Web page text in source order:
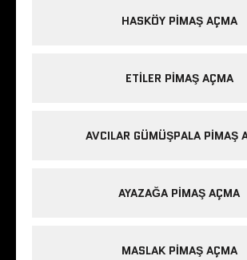
HASKÖY PIMAŞ AÇMA
ETILER PIMAŞ AÇMA
AVCILAR GÜMÜŞPALA PIMAŞ
AYAZAĞA PIMAŞ AÇMA
MASLAK PIMAŞ AÇMA